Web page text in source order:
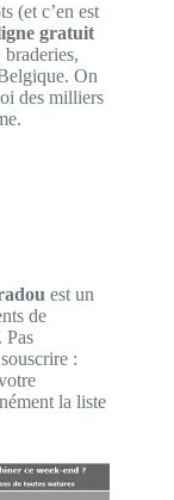
(et c’en est
gratuit
On
des milliers
est un
de
Pas
:
la liste